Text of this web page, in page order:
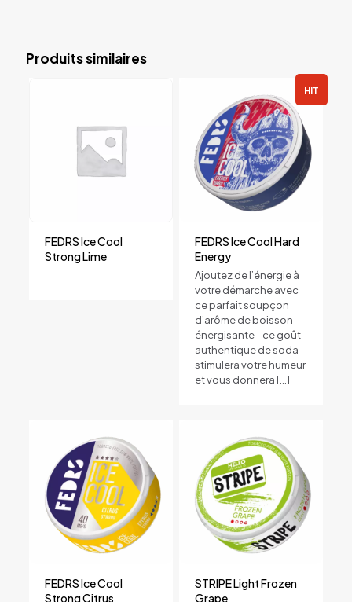
Produits similaires
FEDRS Ice Cool
Strong Lime
HIT
FEDRS Ice Cool Hard
Energy
Ajoutez de l’énergie à
votre démarche avec
ce parfait soupçon
d’arôme de boisson
énergisante - ce goût
authentique de soda
stimulera votre humeur
et vous donnera […]
FEDRS Ice Cool
Strong Citrus
STRIPE Light Frozen
Grape